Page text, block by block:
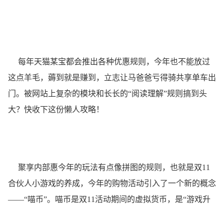
每年天猫某宝都会推出各种优惠规则，今年也不能放过
这点羊毛，薅到就是赚到，立志让马爸爸亏得骑共享单车出
门。被网站上复杂的模块和长长的“阅读理解”规则搞到头
大？快收下这份懒人攻略！
聚享内部惠今年的玩法有点像拼图的规则，也就是双11
合伙人小游戏的养成，今年的购物活动引入了一个新的概念
——“喵币”。喵币是双11活动期间的虚拟货币，是“游戏升